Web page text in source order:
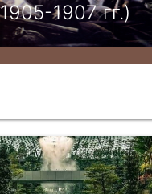
1907 гг.)